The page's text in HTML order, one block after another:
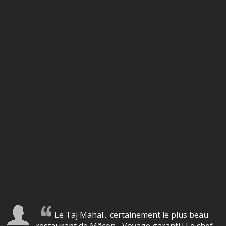
Le Taj Mahal... certainement le plus beau